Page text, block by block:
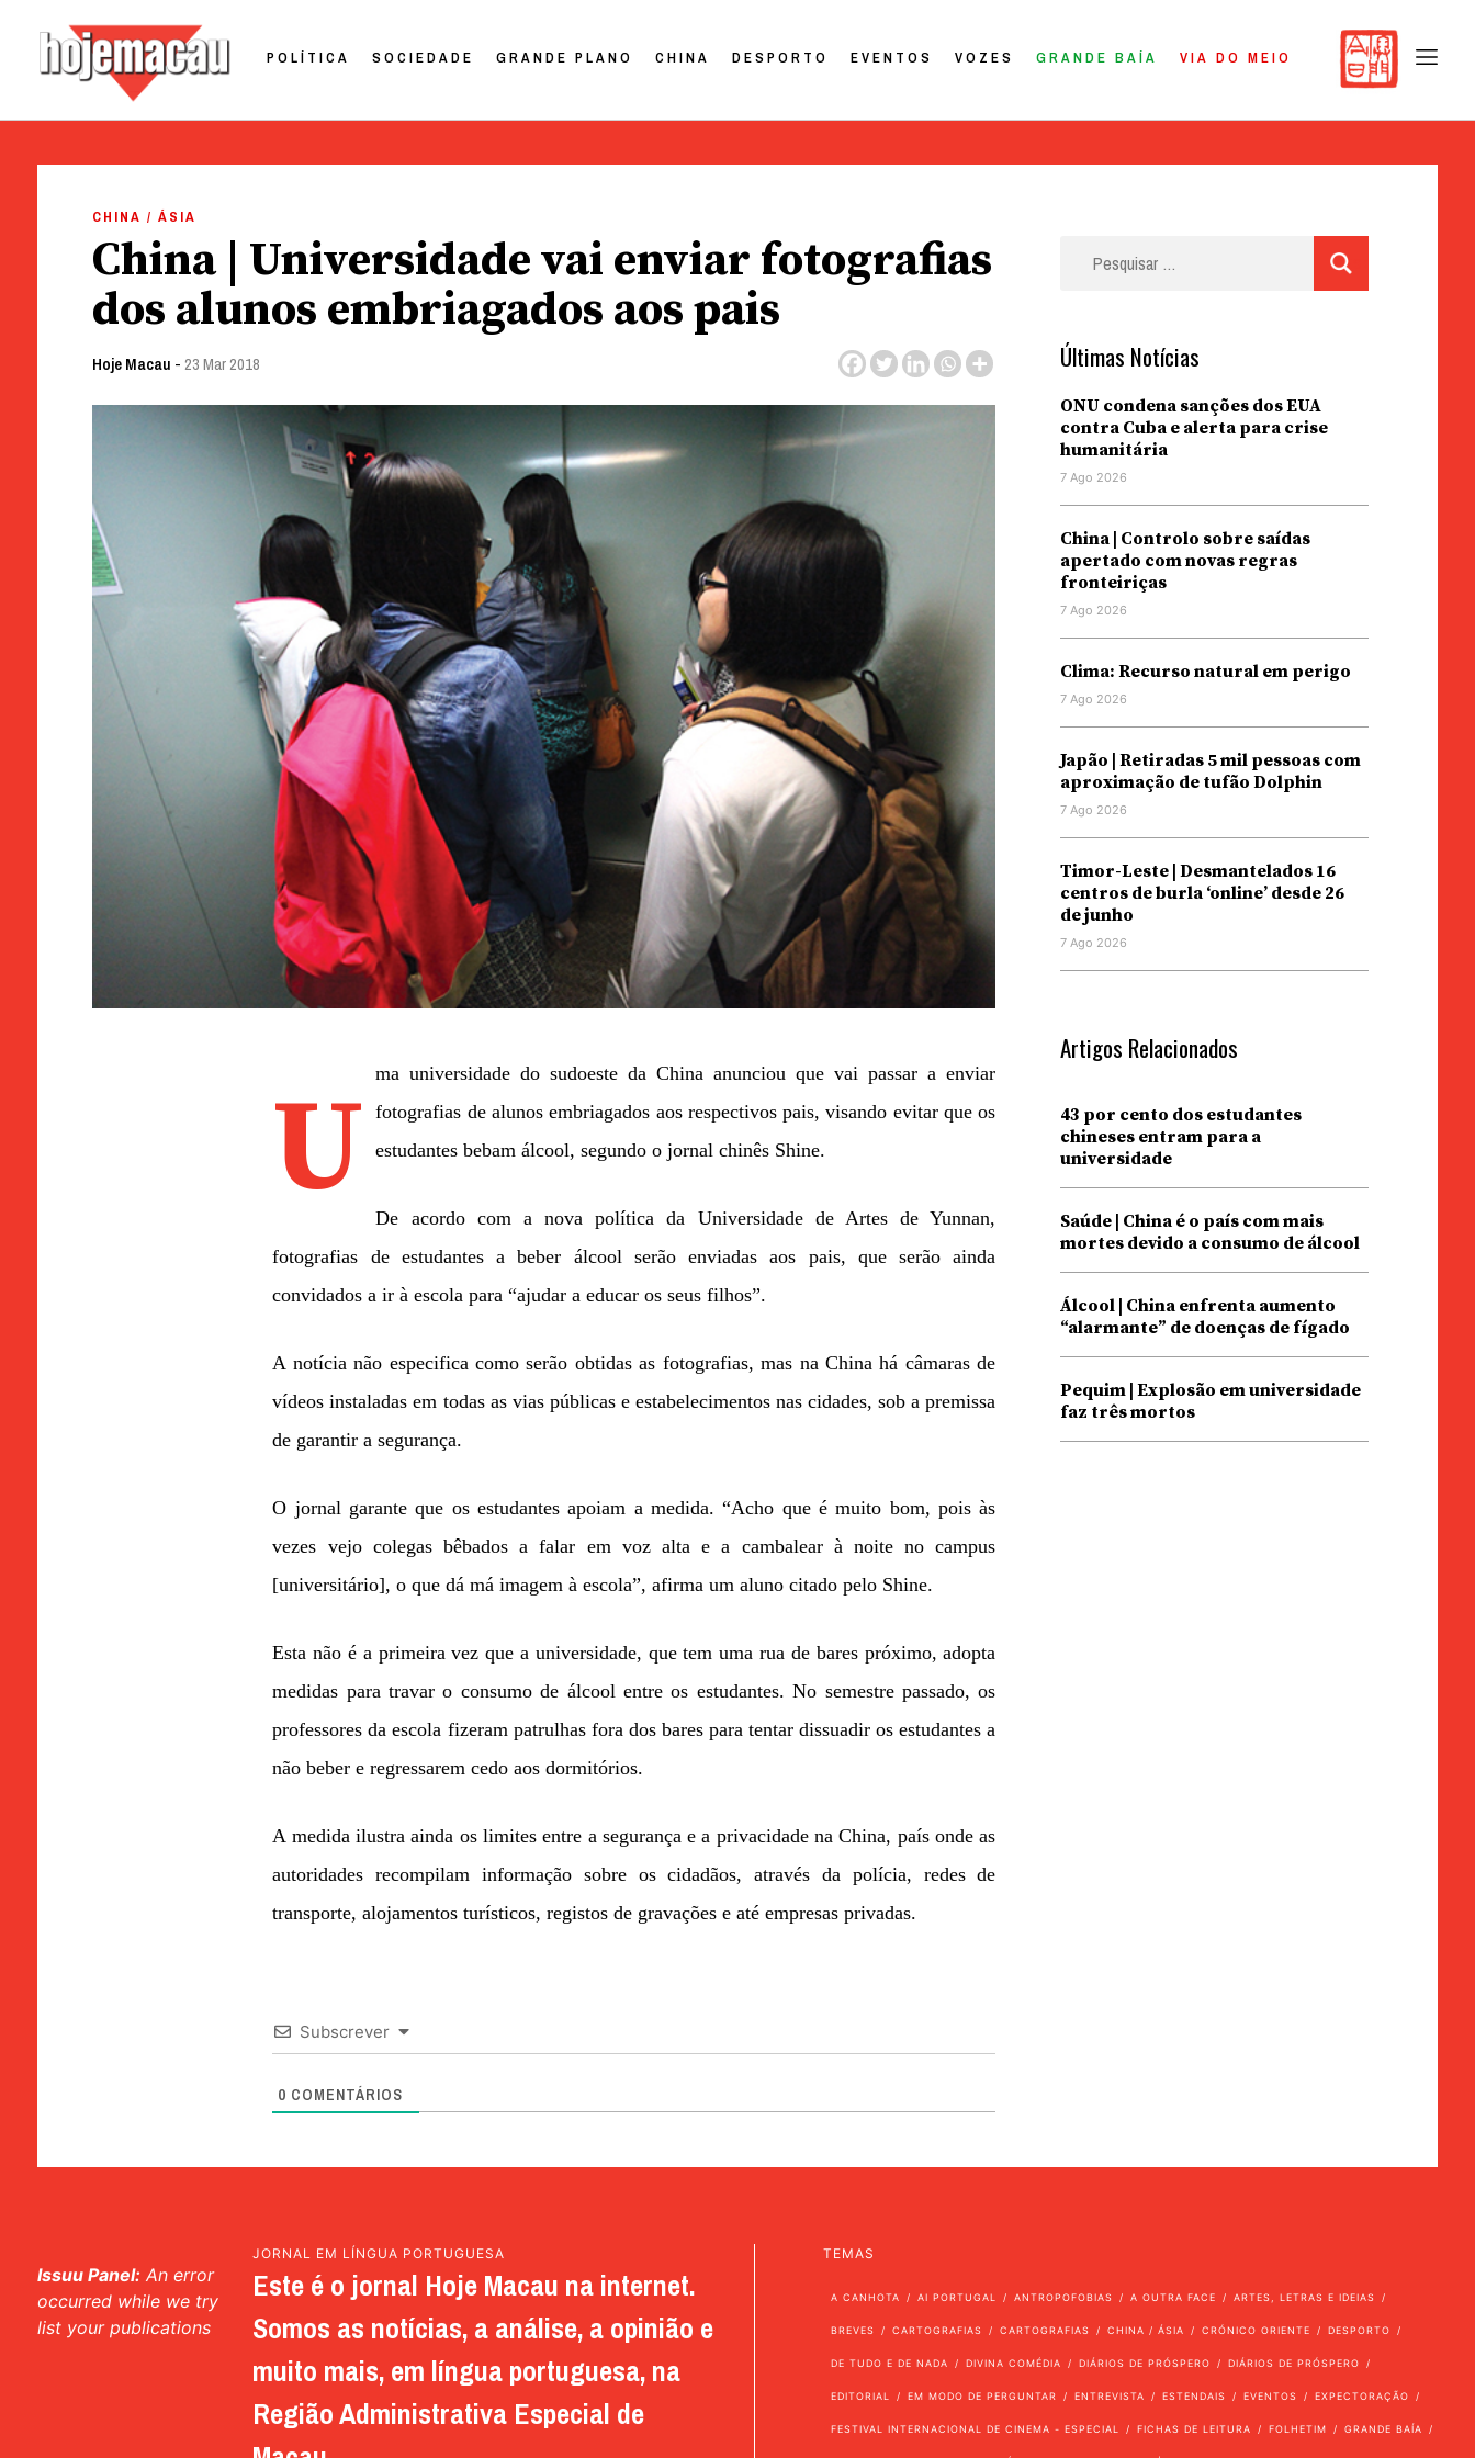
POLÍTICA SOCIEDADE GRANDE PLANO CHINA DESPORTO EVENTOS VOZES GRANDE BAÍA VIA DO MEIO
CHINA / ÁSIA
China | Universidade vai enviar fotografias
dos alunos embriagados aos pais
Hoje Macau - 23 Mar 2018
U
ma universidade do sudoeste da China anunciou que vai passar a enviar
fotografias de alunos embriagados aos respectivos pais, visando evitar que os
estudantes bebam álcool, segundo o jornal chinês Shine.
De acordo com a nova política da Universidade de Artes de Yunnan,
fotografias de estudantes a beber álcool serão enviadas aos pais, que serão ainda
convidados a ir à escola para “ajudar a educar os seus filhos”.
A notícia não especifica como serão obtidas as fotografias, mas na China há câmaras de
vídeos instaladas em todas as vias públicas e estabelecimentos nas cidades, sob a premissa
de garantir a segurança.
O jornal garante que os estudantes apoiam a medida. “Acho que é muito bom, pois às
vezes vejo colegas bêbados a falar em voz alta e a cambalear à noite no campus
[universitário], o que dá má imagem à escola”, afirma um aluno citado pelo Shine.
Esta não é a primeira vez que a universidade, que tem uma rua de bares próximo, adopta
medidas para travar o consumo de álcool entre os estudantes. No semestre passado, os
professores da escola fizeram patrulhas fora dos bares para tentar dissuadir os estudantes a
não beber e regressarem cedo aos dormitórios.
A medida ilustra ainda os limites entre a segurança e a privacidade na China, país onde as
autoridades recompilam informação sobre os cidadãos, através da polícia, redes de
transporte, alojamentos turísticos, registos de gravações e até empresas privadas.
Subscrever
0 COMENTÁRIOS
Últimas Notícias
ONU condena sanções dos EUA
contra Cuba e alerta para crise
humanitária
7 Ago 2026
China | Controlo sobre saídas
apertado com novas regras
fronteiriças
7 Ago 2026
Clima: Recurso natural em perigo
7 Ago 2026
Japão | Retiradas 5 mil pessoas com
aproximação de tufão Dolphin
7 Ago 2026
Timor-Leste | Desmantelados 16
centros de burla ‘online’ desde 26
de junho
7 Ago 2026
Artigos Relacionados
43 por cento dos estudantes
chineses entram para a
universidade
Saúde | China é o país com mais
mortes devido a consumo de álcool
Álcool | China enfrenta aumento
“alarmante” de doenças de fígado
Pequim | Explosão em universidade
faz três mortos
Issuu Panel: An error
occurred while we try
list your publications
JORNAL EM LÍNGUA PORTUGUESA
Este é o jornal Hoje Macau na internet.
Somos as notícias, a análise, a opinião e
muito mais, em língua portuguesa, na
Região Administrativa Especial de
TEMAS
A CANHOTA AI PORTUGAL ANTROPOFOBIAS A OUTRA FACE ARTES, LETRAS E IDEIAS
BREVES CARTOGRAFIAS CARTOGRAFIAS CHINA / ÁSIA CRÓNICO ORIENTE DESPORTO
DE TUDO E DE NADA DIVINA COMÉDIA DIÁRIOS DE PRÓSPERO DIÁRIOS DE PRÓSPERO
EDITORIAL EM MODO DE PERGUNTAR ENTREVISTA ESTENDAIS EVENTOS EXPECTORAÇÃO
FESTIVAL INTERNACIONAL DE CINEMA - ESPECIAL FICHAS DE LEITURA FOLHETIM GRANDE BAÍA